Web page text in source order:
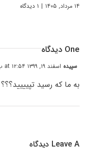
۱۴ مرداد, ۱۴۰۵ | ۱ دیدگاه
One دیدگاه
سپیده اسفند ۱۹, ۱۳۹۹ at ۱۲:۵۴ ب٫ظ
به ما که رسید تپیییید؟؟؟
Leave A دیدگاه